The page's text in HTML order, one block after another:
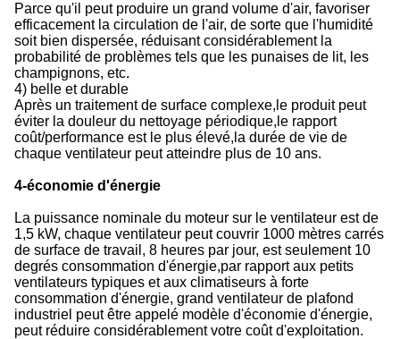
Parce qu'il peut produire un grand volume d'air, favoriser
efficacement la circulation de l'air, de sorte que l'humidité
soit bien dispersée, réduisant considérablement la
probabilité de problèmes tels que les punaises de lit, les
champignons, etc.
4) belle et durable
Après un traitement de surface complexe,le produit peut
éviter la douleur du nettoyage périodique,le rapport
coût/performance est le plus élevé,la durée de vie de
chaque ventilateur peut atteindre plus de 10 ans.
4-économie d'énergie
La puissance nominale du moteur sur le ventilateur est de
1,5 kW, chaque ventilateur peut couvrir 1000 mètres carrés
de surface de travail, 8 heures par jour, est seulement 10
degrés consommation d'énergie,par rapport aux petits
ventilateurs typiques et aux climatiseurs à forte
consommation d'énergie, grand ventilateur de plafond
industriel peut être appelé modèle d'économie d'énergie,
peut réduire considérablement votre coût d'exploitation.